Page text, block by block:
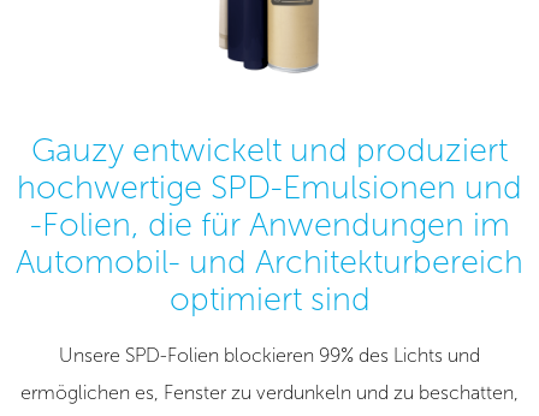
Gauzy entwickelt und produziert
hochwertige SPD-Emulsionen und
-Folien, die für Anwendungen im
Automobil- und Architekturbereich
optimiert sind
Unsere SPD-Folien blockieren 99% des Lichts und
ermöglichen es, Fenster zu verdunkeln und zu beschatten,